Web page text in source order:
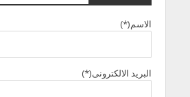
الاسم(*)
البريد الالكترونى(*)